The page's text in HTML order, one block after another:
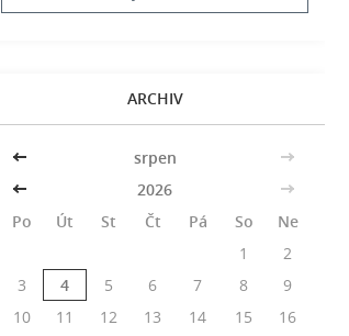
ARCHIV
<< srpen
>>
<<
2026
>>
Po
Út St Čt Pá So
Ne
1
2
3
4 5 6 7 8
9
10
11 12 13 14 15
16